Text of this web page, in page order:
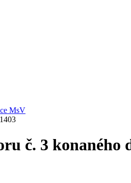
MsV
č. 3 konaného